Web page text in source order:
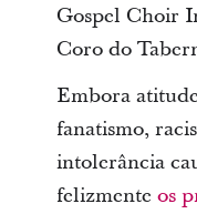
Gospel Choir
Coro do
Embora
fanatismo,
intolerância
felizmente os